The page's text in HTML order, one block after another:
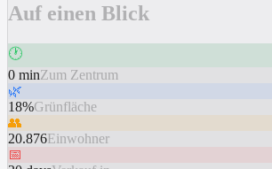
Auf einen Blick
🕐
0 minZum Zentrum
🌿
18%Grünfläche
👥
20.876Einwohner
📅